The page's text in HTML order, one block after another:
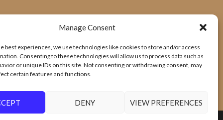
Manage Consent
best experiences, we use technologies like cookies to store and/or access
Consenting to these technologies will allow us to process data such as
or unique IDs on this site. Not consenting or withdrawing consent, may
certain features and functions.
DENY VIEW PREFERENCES